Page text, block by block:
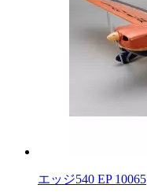
エッジ540 EP 10065